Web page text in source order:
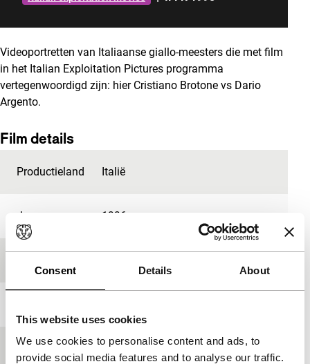
Consent Details About
This website uses cookies
We use cookies to personalise content and ads, to
provide social media features and to analyse our traffic.
Videoportretten van Italiaanse giallo-meesters die met film
in het Italian Exploitation Pictures programma
vertegenwoordigd zijn: hier Cristiano Brotone vs Dario
Argento.
Film details
Productieland Italië
Jaar 1996
Medium/FormaatBetacam SP PAL